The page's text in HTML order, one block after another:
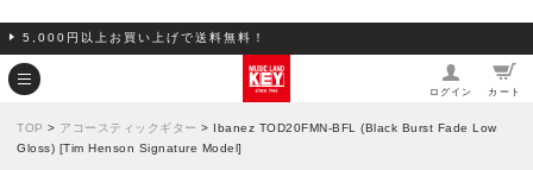
5,000円以上お買い上げで送料無料！
ログイン カート
TOP > アコースティックギター > Ibanez TOD20FMN-BFL (Black Burst Fade Low
Gloss) [Tim Henson Signature Model]